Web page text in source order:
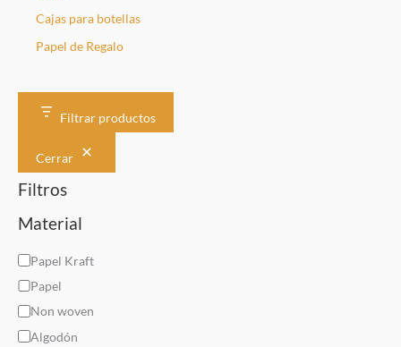
Cajas para botellas
Papel de Regalo
Filtrar productos
Cerrar
Filtros
Material
M
a
t
e
Papel Kraft
Papel
Non woven
Algodón